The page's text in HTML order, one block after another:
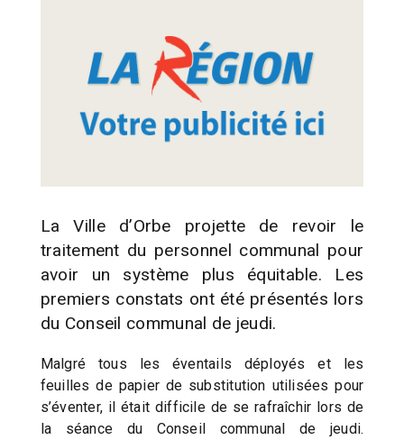
La Ville d’Orbe projette de revoir le
traitement du personnel communal pour
avoir un système plus équitable. Les
premiers constats ont été présentés lors
du Conseil communal de jeudi.
Malgré tous les éventails déployés et les
feuilles de papier de substitution utilisées pour
s’éventer, il était difficile de se rafraîchir lors de
la séance du Conseil communal de jeudi.